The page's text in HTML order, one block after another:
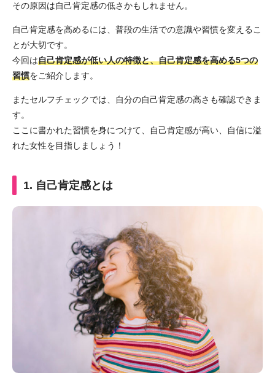
その原因は自己肯定感の低さかもしれません。
自己肯定感を高めるには、普段の生活での意識や習慣を変えるこ
とが大切です。
今回は自己肯定感が低い人の特徴と、自己肯定感を高める5つの
習慣をご紹介します。
またセルフチェックでは、自分の自己肯定感の高さも確認できま
す。
ここに書かれた習慣を身につけて、自己肯定感が高い、自信に溢
れた女性を目指しましょう！
1. 自己肯定感とは